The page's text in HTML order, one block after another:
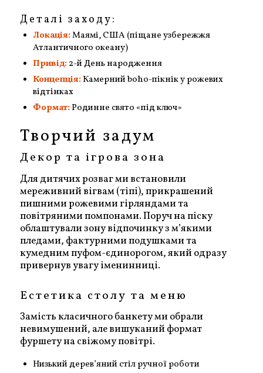
Деталі заходу:
Локація:Маямі, США (піщане узбережжя
Атлантичного океану)
Привід:2-й День народження
Концепція:Камерний boho-пікнік у рожевих
відтінках
Формат:Родинне свято «під ключ»
Творчий задум
Декор та ігрова зона
Для дитячих розваг ми встановили
мереживний вігвам (тіпі), прикрашений
пишними рожевими гірляндами та
повітряними помпонами. Поруч на піску
облаштували зону відпочинку з м’якими
пледами, фактурними подушками та
кумедним пуфом-єдинорогом, який одразу
привернув увагу іменинниці.
Естетика столу та меню
Замість класичного банкету ми обрали
невимушений, але вишуканий формат
фуршету на свіжому повітрі.
Низький дерев’яний стіл ручної роботи